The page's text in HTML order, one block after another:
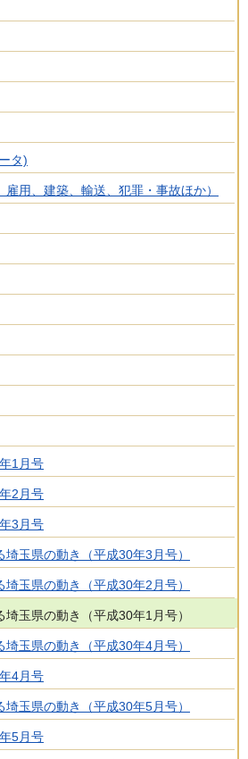
タ)
用、建築、輸送、犯罪・事故ほか）
1月号
2月号
3月号
玉県の動き（平成30年3月号）
玉県の動き（平成30年2月号）
玉県の動き（平成30年1月号）
玉県の動き（平成30年4月号）
4月号
玉県の動き（平成30年5月号）
5月号